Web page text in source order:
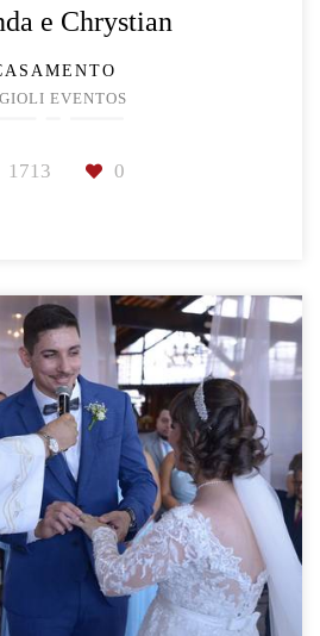
e Chrystian
EVENTOS
1713 0